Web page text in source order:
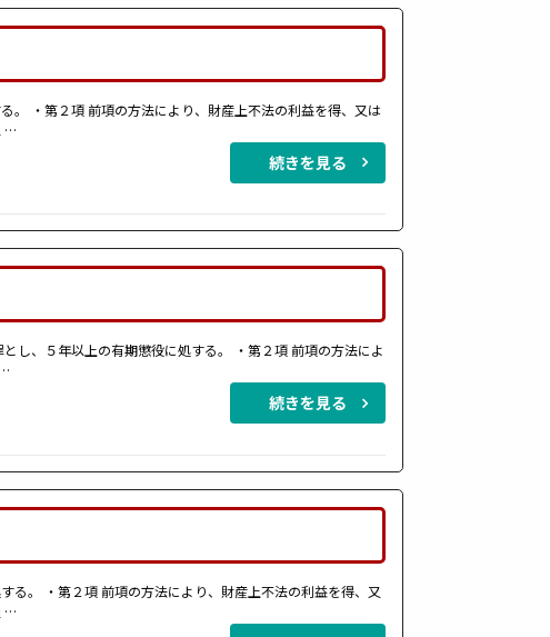
。 ・第２項 前項の方法により、財産上不法の利益を得、又は
…
続きを見る
し、５年以上の有期懲役に処する。 ・第２項 前項の方法によ
続きを見る
る。 ・第２項 前項の方法により、財産上不法の利益を得、又
…